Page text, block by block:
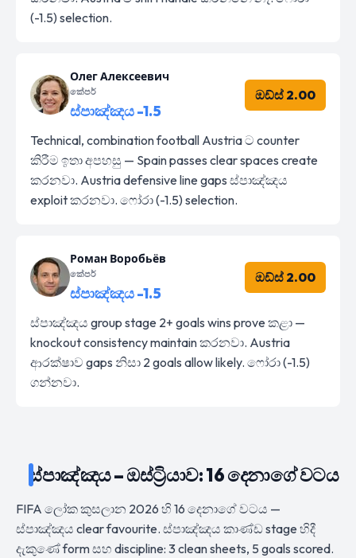
(-1.5) selection.
Олег Алексеевич
කේපර්
ස්පාඤ්ඤය -1.5
ඔඩ්ස් 2.00
Technical, combination football Austria ට counter
කිරීම ඉතා අපහසු — Spain passes clear spaces create
කරනවා. Austria defensive line gaps ස්පාඤ්ඤය
exploit කරනවා. ෆෝරා (-1.5) selection.
Роман Воробьёв
කේපර්
ස්පාඤ්ඤය -1.5
ඔඩ්ස් 2.00
ස්පාඤ්ඤය group stage 2+ goals wins prove කළා —
knockout consistency maintain කරනවා. Austria
ආරක්ෂාව gaps නිසා 2 goals allow likely. ෆෝරා (-1.5)
ගන්නවා.
ස්පාඤ්ඤය – ඔස්ට්‍රියාව: 16 දෙනාගේ වටය
FIFA ලෝක කුසලාන 2026 හි 16 දෙනාගේ වටය —
ස්පාඤ්ඤය clear favourite. ස්පාඤ්ඤය කාණ්ඩ stage හිදී
දැකුණේ form සහ discipline: 3 clean sheets, 5 goals scored.